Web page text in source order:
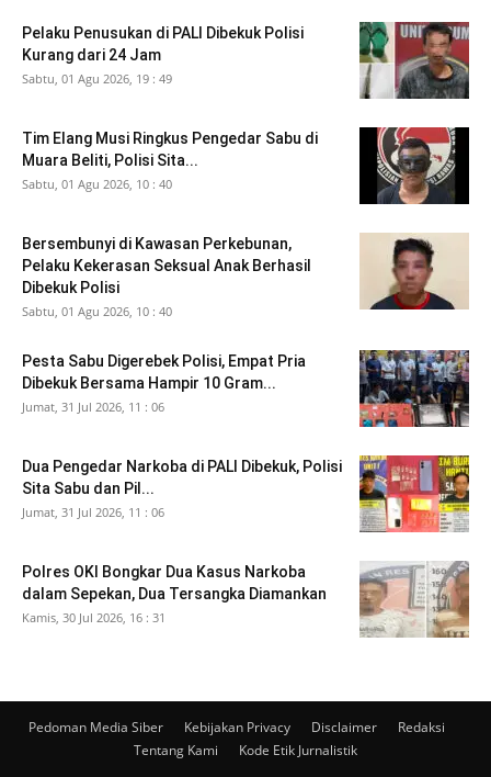
Pelaku Penusukan di PALI Dibekuk Polisi
Kurang dari 24 Jam
Sabtu, 01 Agu 2026, 19 : 49
Tim Elang Musi Ringkus Pengedar Sabu di
Muara Beliti, Polisi Sita...
Sabtu, 01 Agu 2026, 10 : 40
Bersembunyi di Kawasan Perkebunan,
Pelaku Kekerasan Seksual Anak Berhasil
Dibekuk Polisi
Sabtu, 01 Agu 2026, 10 : 40
Pesta Sabu Digerebek Polisi, Empat Pria
Dibekuk Bersama Hampir 10 Gram...
Jumat, 31 Jul 2026, 11 : 06
Dua Pengedar Narkoba di PALI Dibekuk, Polisi
Sita Sabu dan Pil...
Jumat, 31 Jul 2026, 11 : 06
Polres OKI Bongkar Dua Kasus Narkoba
dalam Sepekan, Dua Tersangka Diamankan
Kamis, 30 Jul 2026, 16 : 31
Pedoman Media Siber Kebijakan Privacy Disclaimer
Redaksi
Tentang Kami
Kode Etik Jurnalistik